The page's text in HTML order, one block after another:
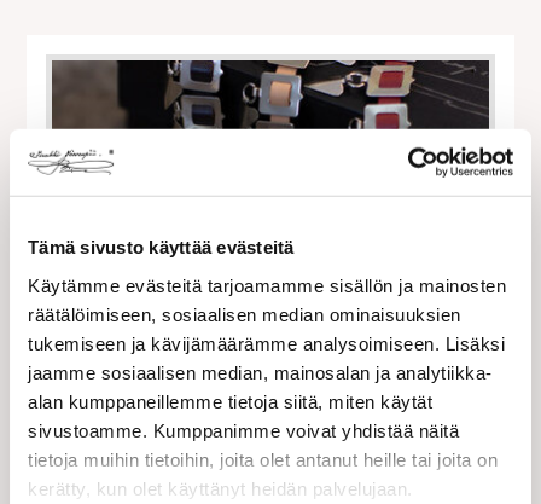
Tämä sivusto käyttää evästeitä
Käytämme evästeitä tarjoamamme sisällön ja mainosten
räätälöimiseen, sosiaalisen median ominaisuuksien
tukemiseen ja kävijämäärämme analysoimiseen. Lisäksi
jaamme sosiaalisen median, mainosalan ja analytiikka-
alan kumppaneillemme tietoja siitä, miten käytät
sivustoamme. Kumppanimme voivat yhdistää näitä
tietoja muihin tietoihin, joita olet antanut heille tai joita on
kerätty, kun olet käyttänyt heidän palvelujaan.